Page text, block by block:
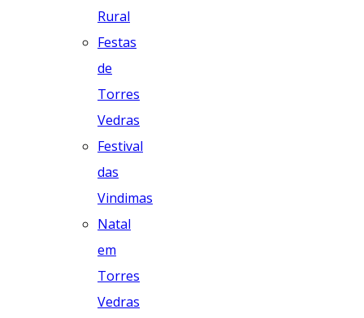
Rural
Festas
de
Torres
Vedras
Festival
das
Vindimas
Natal
em
Torres
Vedras